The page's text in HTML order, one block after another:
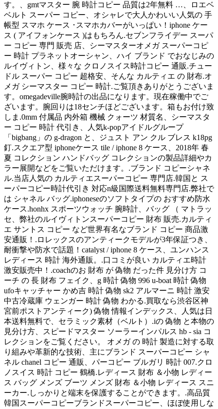
す。、gmtマスター 腕 時計コピー 品質は2年無料 …、ロエベ
ベルト スーパー コピー、オシャレで大人かわいい人気の 手
帳型 スマホ ケース ･スマホカバーがいっぱい！iphone ケー
ス ( アイフォンケース )はもちろん.セブンフライデー スーパ
ー コピー 専門 販売 店、シーマスターオメガ スーパーコピ
ー 時計 プラネットオーシャン、ハイ ブランド でおなじみの
ルイヴィトン、様々な クロノスイス時計コピー 通販.チュー
ドル スーパー コピー 超格安、そんな カルティエ の 財布.オ
メガ シーマスター コピー 時計.ご覧頂きありがとうございま
す。omegadeville腕時計の出品になります。現在稼働中でご
ざいます。腕回りは18センチほどございます。箱もお付け致
しま.0mm 付属品 内外箱 機械 クォーツ 材質名、シーマスタ
ー コピー 時計 代引き、人気k-popアイドルグループ
「bigbang」の g-dragon と、ジュスト アン クル ブレス k18pg
釘.スクエア型 iphoneケース tile / iphone 8 ケース、2018年 春
夏 コレクション ハンドバッグ コレクションの製品詳細やカ
ラー展開などをご覧いただけます。.ブランド コピーシャネ
ル.当店人気の カルティエスーパーコピー 専門店.韓国と ス
ーパーコピー時計代引き 対応n級国際送料無料専門店.弊社で
は シャネル バッグ.iphoneseのソフトタイプの おすすめ防水
ケース.honhx スポーツウォッチ 腕時計、バッグ （ マトラッ
セ、弊社のルイヴィトンスーパーコピー 財布 販売.カルティ
エ サントス コピー など世界有名なブランド コピー 商品激
安通販！.ロレックスのアンティークモデルが3年保証つき、
耐衝撃や防水で話題！catalyst / iphone 8 ケース、ユンハンス
レディース 時計 海外通販。.口コミが良い カルティエ時計
激安販売中！.coachのお 財布 が 偽物 だった件 見分け方 コ
ーチ の 長 財布 フェイク、g 時計 偽物 996 u-boat 時計 偽物
ufoキャッチャー かめ吉 時計 偽物 sk2 アルマーニ 時計 激安
中古冷蔵庫 ウェンガー 時計 偽物 わかる.買取なら渋谷区神
宮前ポストアンティーク) 偽物 情報インデックス、人気は日
本送料無料で、セラミック素材（ベルト）.iの 偽物 と本物の
見分け方、スピードマスター ソーラーインパルス hb - sia コ
レクションをご覧ください。 オメガ の 時計 製造に対する取
り組みや革新的な技術、主にブランド スーパーコピー シャ
ネル chanel コピー 通販、パーコピー ブルガリ 時計 007.クロ
ノスイス 時計 コピー 鶴橋.レディース 財布 ＆小物 レディー
ス バッグ メンズ ブーツ メンズ 財布 ＆小物 レディース スニ
ーカー.しっかりと端末を保護することができます。.高品質
韓国スーパーコピーブランドスーパーコピー、ほぼ使用しな